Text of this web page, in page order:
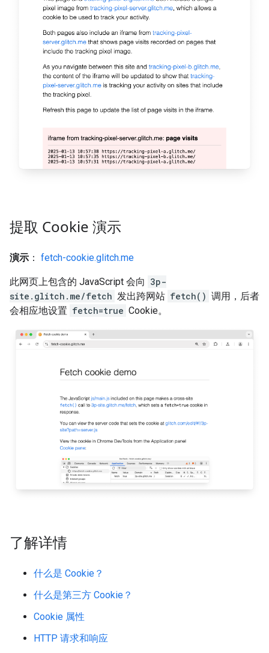
提取 Cookie 演示
演示 ： fetch-cookie.glitch.me
此网页上包含的 JavaScript 会向 3p-
site.glitch.me/fetch 发出跨网站 fetch() 调用，后者
会相应地设置 fetch=true Cookie。
了解详情
什么是 Cookie？
什么是第三方 Cookie？
Cookie 属性
HTTP 请求和响应